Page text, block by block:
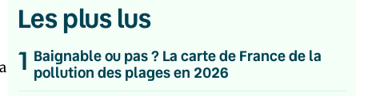
Les plus lus
1 Baignable ou pas ? La carte de France de la
pollution des plages en 2026